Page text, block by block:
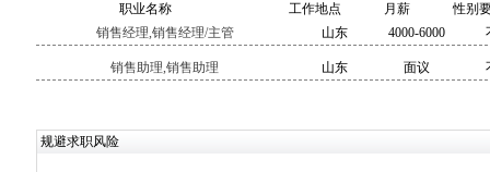
职业名称 工作地点 月薪
性别
销售经理,销售经理/主管
山东 4000-6000
销售助理,销售助理 山东 面议
规避求职风险